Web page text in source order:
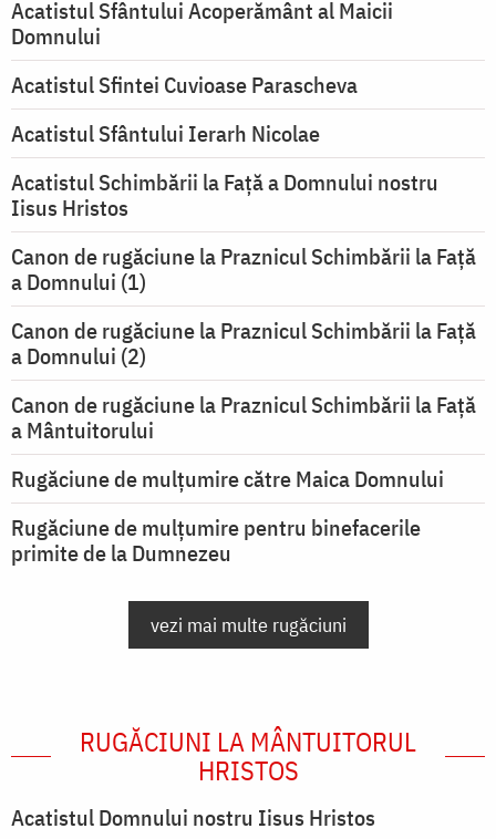
Acatistul Sfântului Acoperământ al Maicii
Domnului
Acatistul Sfintei Cuvioase Parascheva
Acatistul Sfântului Ierarh Nicolae
Acatistul Schimbării la Faţă a Domnului nostru
Iisus Hristos
Canon de rugăciune la Praznicul Schimbării la Faţă
a Domnului (1)
Canon de rugăciune la Praznicul Schimbării la Faţă
a Domnului (2)
Canon de rugăciune la Praznicul Schimbării la Față
a Mântuitorului
Rugăciune de mulţumire către Maica Domnului
Rugăciune de mulțumire pentru binefacerile
primite de la Dumnezeu
vezi mai multe rugăciuni
RUGĂCIUNI LA MÂNTUITORUL
HRISTOS
Acatistul Domnului nostru Iisus Hristos